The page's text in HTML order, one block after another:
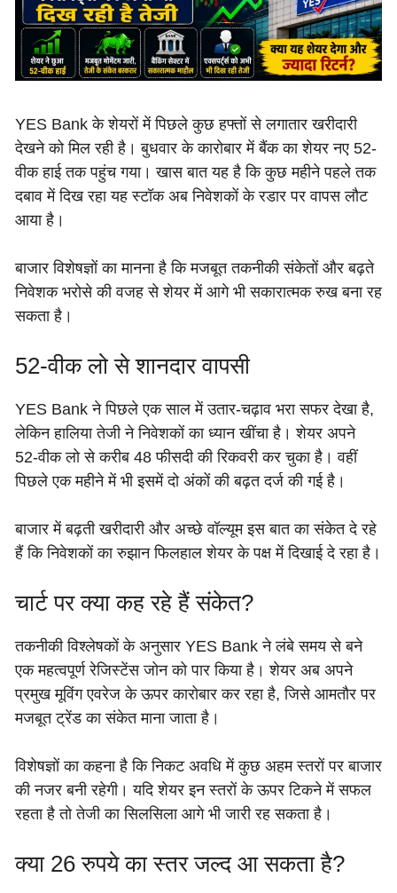
YES Bank के शेयरों में पिछले कुछ हफ्तों से लगातार खरीदारी
देखने को मिल रही है। बुधवार के कारोबार में बैंक का शेयर नए 52-
वीक हाई तक पहुंच गया। खास बात यह है कि कुछ महीने पहले तक
दबाव में दिख रहा यह स्टॉक अब निवेशकों के रडार पर वापस लौट
आया है।
बाजार विशेषज्ञों का मानना है कि मजबूत तकनीकी संकेतों और बढ़ते
निवेशक भरोसे की वजह से शेयर में आगे भी सकारात्मक रुख बना रह
सकता है।
52-वीक लो से शानदार वापसी
YES Bank ने पिछले एक साल में उतार-चढ़ाव भरा सफर देखा है,
लेकिन हालिया तेजी ने निवेशकों का ध्यान खींचा है। शेयर अपने
52-वीक लो से करीब 48 फीसदी की रिकवरी कर चुका है। वहीं
पिछले एक महीने में भी इसमें दो अंकों की बढ़त दर्ज की गई है।
बाजार में बढ़ती खरीदारी और अच्छे वॉल्यूम इस बात का संकेत दे रहे
हैं कि निवेशकों का रुझान फिलहाल शेयर के पक्ष में दिखाई दे रहा है।
चार्ट पर क्या कह रहे हैं संकेत?
तकनीकी विश्लेषकों के अनुसार YES Bank ने लंबे समय से बने
एक महत्वपूर्ण रेजिस्टेंस जोन को पार किया है। शेयर अब अपने
प्रमुख मूविंग एवरेज के ऊपर कारोबार कर रहा है, जिसे आमतौर पर
मजबूत ट्रेंड का संकेत माना जाता है।
विशेषज्ञों का कहना है कि निकट अवधि में कुछ अहम स्तरों पर बाजार
की नजर बनी रहेगी। यदि शेयर इन स्तरों के ऊपर टिकने में सफल
रहता है तो तेजी का सिलसिला आगे भी जारी रह सकता है।
क्या 26 रुपये का स्तर जल्द आ सकता है?